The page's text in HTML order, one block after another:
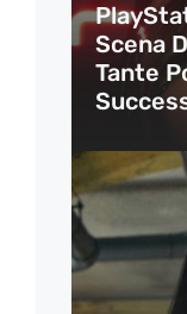
Scena
Tante